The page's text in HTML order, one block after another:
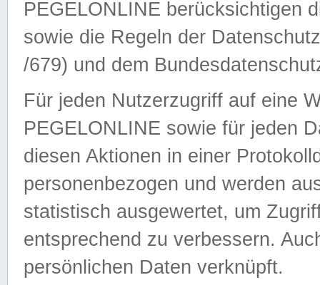
PEGELONLINE berücksichtigen
sowie die Regeln der
/679) und dem
Für jeden Nutzerzugriff auf eine
PEGELONLINE sowie für jeden
diesen Aktionen in einer
personenbezogen und werden
statistisch ausgewertet, um
entsprechend zu verbessern.
persönlichen Daten verknüpft.